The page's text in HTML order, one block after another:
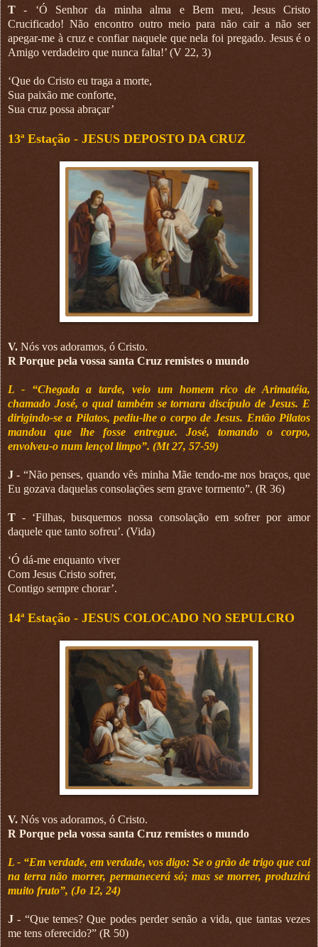
T - ‘Ó Senhor da minha alma e Bem meu, Jesus Cristo
Crucificado! Não encontro outro meio para não cair a não ser
apegar-me à cruz e confiar naquele que nela foi pregado. Jesus é o
Amigo verdadeiro que nunca falta!’ (V 22, 3)
‘Que do Cristo eu traga a morte,
Sua paixão me conforte,
Sua cruz possa abraçar’
13ª Estação - JESUS DEPOSTO DA CRUZ
V. Nós vos adoramos, ó Cristo.
R Porque pela vossa santa Cruz remistes o mundo
L - “Chegada a tarde, veio um homem rico de Arimatéia,
chamado José, o qual também se tornara discípulo de Jesus. E
dirigindo-se a Pilatos, pediu-lhe o corpo de Jesus. Então Pilatos
mandou que lhe fosse entregue. José, tomando o corpo,
envolveu-o num lençol limpo”. (Mt 27, 57-59)
J - “Não penses, quando vês minha Mãe tendo-me nos braços, que
Eu gozava daquelas consolações sem grave tormento”. (R 36)
T - ‘Filhas, busquemos nossa consolação em sofrer por amor
daquele que tanto sofreu’. (Vida)
‘Ó dá-me enquanto viver
Com Jesus Cristo sofrer,
Contigo sempre chorar’.
14ª Estação - JESUS COLOCADO NO SEPULCRO
V. Nós vos adoramos, ó Cristo.
R Porque pela vossa santa Cruz remistes o mundo
L - “Em verdade, em verdade, vos digo: Se o grão de trigo que cai
na terra não morrer, permanecerá só; mas se morrer, produzirá
muito fruto”, (Jo 12, 24)
J- “Que temes? Que podes perder senão a vida, que tantas vezes
me tens oferecido?” (R 50)